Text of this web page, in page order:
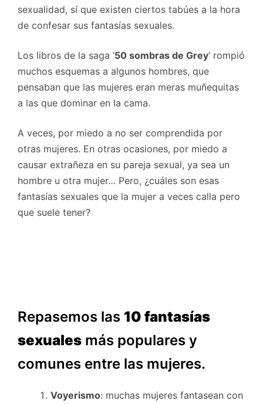
sexualidad, sí que existen ciertos tabúes a la hora
de confesar sus fantasías sexuales.
Los libros de la saga ‘50 sombras de Grey‘ rompió
muchos esquemas a algunos hombres, que
pensaban que las mujeres eran meras muñequitas
a las que dominar en la cama.
A veces, por miedo a no ser comprendida por
otras mujeres. En otras ocasiones, por miedo a
causar extrañeza en su pareja sexual, ya sea un
hombre u otra mujer… Pero, ¿cuáles son esas
fantasías sexuales que la mujer a veces calla pero
que suele tener?
Repasemos las 10 fantasías
sexuales más populares y
comunes entre las mujeres.
Voyerismo: muchas mujeres fantasean con